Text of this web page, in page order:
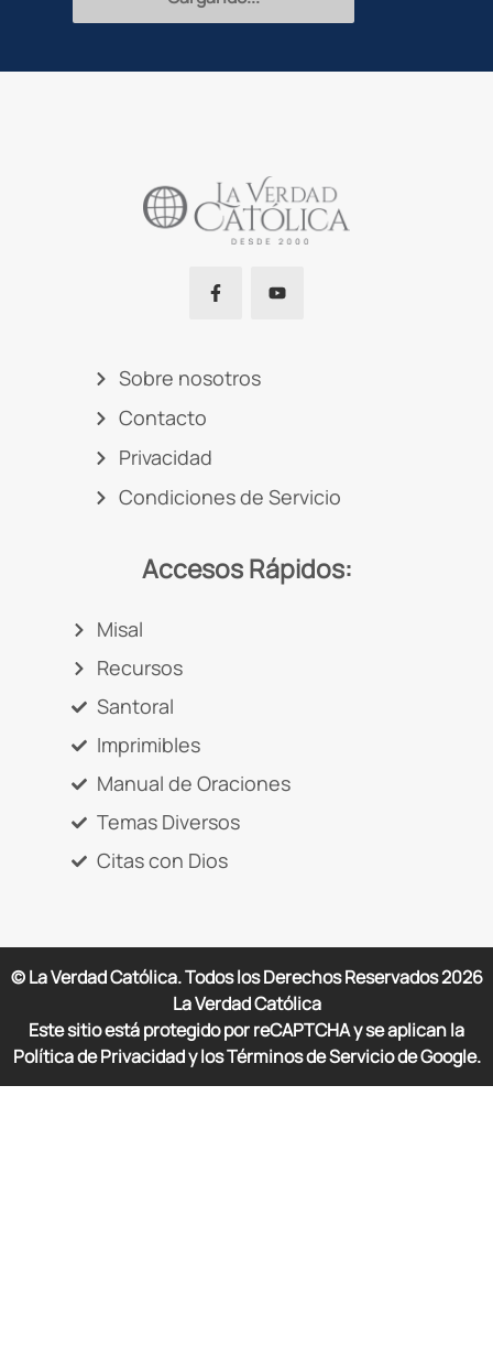
Sobre nosotros
Contacto
Privacidad
Condiciones de Servicio
Accesos Rápidos:
Misal
Recursos
Santoral
Imprimibles
Manual de Oraciones
Temas Diversos
Citas con Dios
© La Verdad Católica. Todos los Derechos Reservados2026
La Verdad Católica
Este sitio está protegido por reCAPTCHA y se aplican la
Política de Privacidad y los Términos de Servicio de Google.